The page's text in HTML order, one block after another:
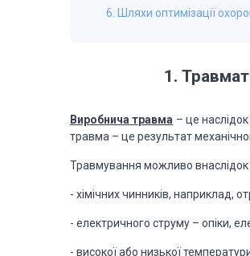
6. Шляхи оптимізації
1.
Виробнича травма – це
травма – це результат
Травмування можливо внаслідок
­- хімічних чинників, наприклад,
­- електричного струму – опіки,
­- високої або низької